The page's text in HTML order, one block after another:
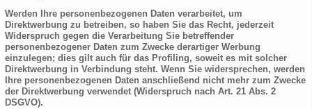
Werden Ihre personenbezogenen Daten verarbeitet, um
Direktwerbung zu betreiben, so haben Sie das Recht, jederzeit
Widerspruch gegen die Verarbeitung Sie betreffender
personenbezogener Daten zum Zwecke derartiger Werbung
einzulegen; dies gilt auch für das Profiling, soweit es mit solcher
Direktwerbung in Verbindung steht. Wenn Sie widersprechen, werden
Ihre personenbezogenen Daten anschließend nicht mehr zum Zwecke
der Direktwerbung verwendet (Widerspruch nach Art. 21 Abs. 2
DSGVO).